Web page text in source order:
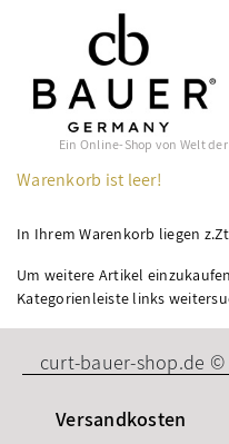
Ein Online-Shop von Welt der
Warenkorb ist leer!
In Ihrem Warenkorb liegen
Um weitere Artikel
Kategorienleiste links
curt-bauer-shop.de ©
Versandkosten